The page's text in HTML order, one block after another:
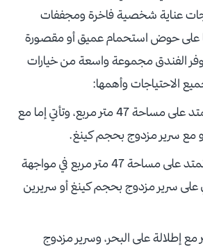
عناية شخصية فاخرة ومجففات
على حوض استحمام عميق أو مقصورة
الفندق مجموعة واسعة من خيارات
الاحتياجات وأهمها:
غرفة سوبيريور تمتد على مساحة 47 متر مربع، وتأتي إما مع
مع سرير مزدوج بحجم كينغ.
غرفة ديلوكس وتمتد على مساحة 47 متر مربع في مواجهة
على سرير مزدوج بحجم كينغ أو سريرين
مع إطلالة على البحر، وسرير مزدوج